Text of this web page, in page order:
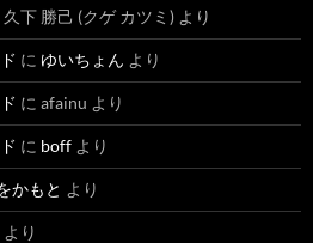
久下 勝己 (クゲ カツミ) より
に ゆいちょん より
に afainu より
に boff より
かもと より
より